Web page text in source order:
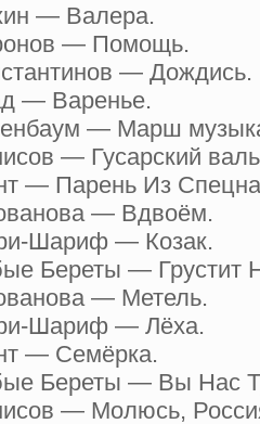
— Валера.
— Помощь.
— Дождись.
— Варенье.
— Марш
— Гусарский
— Парень Из
— Вдвоём.
Шариф — Козак.
Береты — Грустит
— Метель.
Шариф — Лёха.
— Семёрка.
Береты — Вы Нас
— Молюсь,